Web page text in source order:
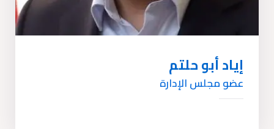
إياد أبو حلتم
عضو مجلس الإدارة